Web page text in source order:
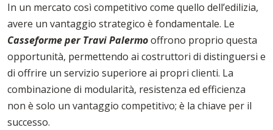
In un mercato così competitivo come quello dell’edilizia,
avere un vantaggio strategico è fondamentale. Le
Casseforme per Travi Palermooffrono proprio questa
opportunità, permettendo ai costruttori di distinguersi e
di offrire un servizio superiore ai propri clienti. La
combinazione di modularità, resistenza ed efficienza
non è solo un vantaggio competitivo; è la chiave per il
successo.